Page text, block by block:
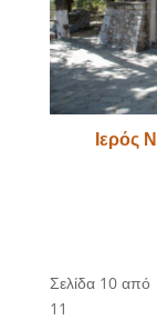
Ιερός
Σελίδα 10 από
11